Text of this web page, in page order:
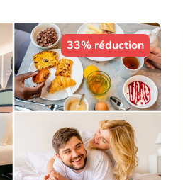
33% réduction